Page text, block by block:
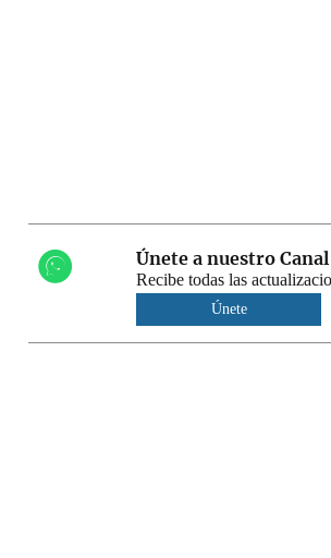
Únete a nuestro
Recibe todas las
Únete